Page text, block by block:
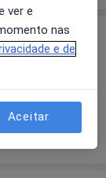
preços
ver e
nas
e de
Aceitar